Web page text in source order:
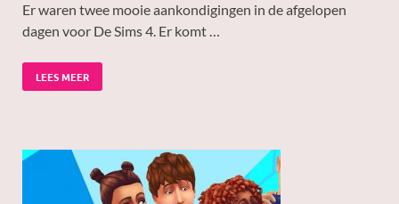
Er waren twee mooie aankondigingen in de afgelopen
dagen voor De Sims 4. Er komt …
LEES MEER